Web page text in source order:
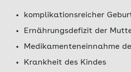
komplikationsreicher
Ernährungsdefizit der
Medikamenteneinnahme
Krankheit des Kindes